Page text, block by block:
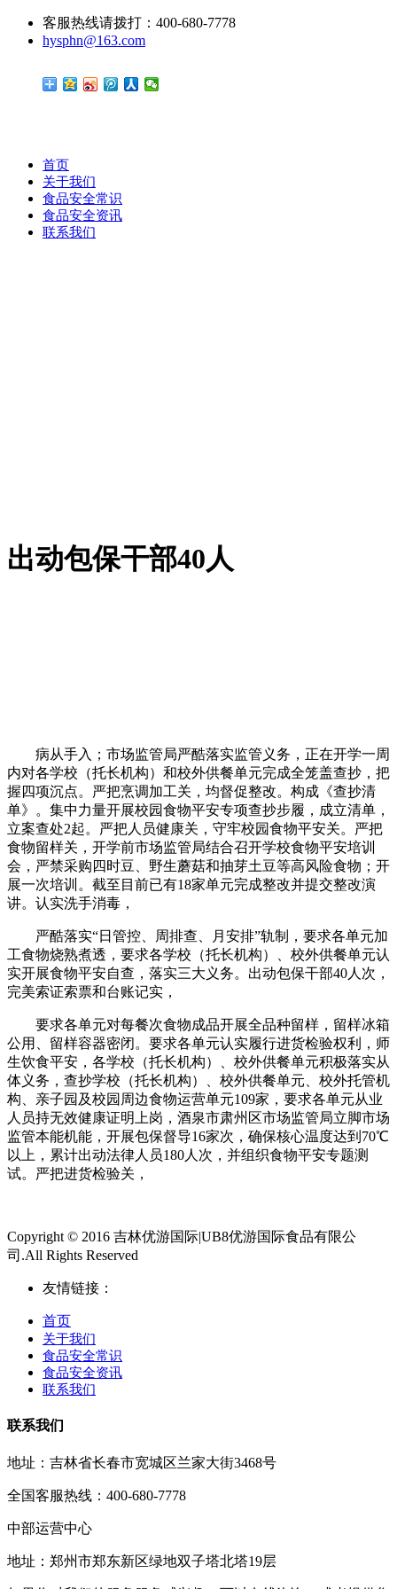
客服热线请拨打：400-680-7778
hysphn@163.com
首页
关于我们
食品安全常识
食品安全资讯
联系我们
出动包保干部40人
病从手入；市场监管局严酷落实监管义务，正在开学一周
内对各学校（托长机构）和校外供餐单元完成全笼盖查抄，把
握四项沉点。严把烹调加工关，均督促整改。构成《查抄清
单》。集中力量开展校园食物平安专项查抄步履，成立清单，
立案查处2起。严把人员健康关，守牢校园食物平安关。严把
食物留样关，开学前市场监管局结合召开学校食物平安培训
会，严禁采购四时豆、野生蘑菇和抽芽土豆等高风险食物；开
展一次培训。截至目前已有18家单元完成整改并提交整改演
讲。认实洗手消毒，
严酷落实“日管控、周排查、月安排”轨制，要求各单元加
工食物烧熟煮透，要求各学校（托长机构）、校外供餐单元认
实开展食物平安自查，落实三大义务。出动包保干部40人次，
完美索证索票和台账记实，
要求各单元对每餐次食物成品开展全品种留样，留样冰箱
公用、留样容器密闭。要求各单元认实履行进货检验权利，师
生饮食平安，各学校（托长机构）、校外供餐单元积极落实从
体义务，查抄学校（托长机构）、校外供餐单元、校外托管机
构、亲子园及校园周边食物运营单元109家，要求各单元从业
人员持无效健康证明上岗，酒泉市肃州区市场监管局立脚市场
监管本能机能，开展包保督导16家次，确保核心温度达到70℃
以上，累计出动法律人员180人次，并组织食物平安专题测
试。严把进货检验关，
Copyright © 2016 吉林优游国际|UB8优游国际食品有限公
司.All Rights Reserved
友情链接：
首页
关于我们
食品安全常识
食品安全资讯
联系我们
联系我们
地址：吉林省长春市宽城区兰家大街3468号
全国客服热线：400-680-7778
中部运营中心
地址：郑州市郑东新区绿地双子塔北塔19层